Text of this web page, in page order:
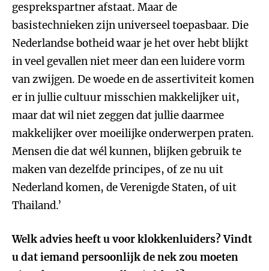
gesprekspartner afstaat. Maar de
basistechnieken zijn universeel toepasbaar. Die
Nederlandse botheid waar je het over hebt blijkt
in veel gevallen niet meer dan een luidere vorm
van zwijgen. De woede en de assertiviteit komen
er in jullie cultuur misschien makkelijker uit,
maar dat wil niet zeggen dat jullie daarmee
makkelijker over moeilijke onderwerpen praten.
Mensen die dat wél kunnen, blijken gebruik te
maken van dezelfde principes, of ze nu uit
Nederland komen, de Verenigde Staten, of uit
Thailand.’
Welk advies heeft u voor klokkenluiders? Vindt
u dat iemand persoonlijk de nek zou moeten